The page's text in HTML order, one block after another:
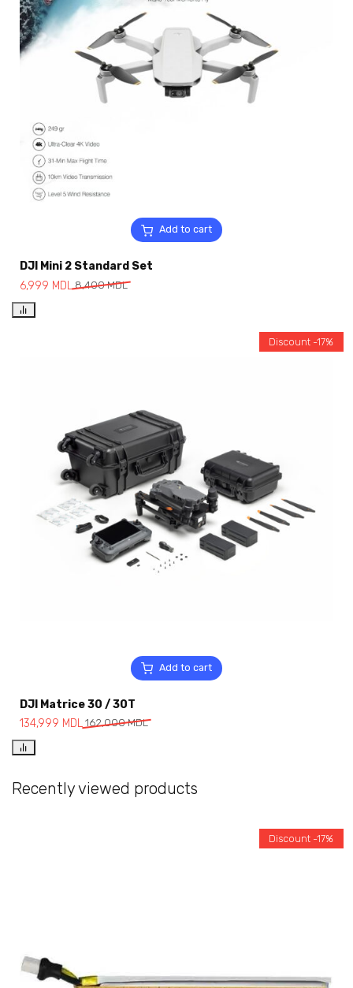
Add to cart
DJI Mini 2 Standard Set
8,400MDL
6,999 MDL
Add to cart
Discount -17%
DJI Matrice 30 / 30T
162,000MDL
134,999 MDL
Recently viewed products
Discount -17%